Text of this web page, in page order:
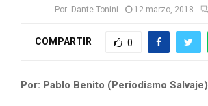
Por: Dante Tonini 12 marzo, 2018
COMPARTIR 0
Por: Pablo Benito (Periodismo Salvaje)